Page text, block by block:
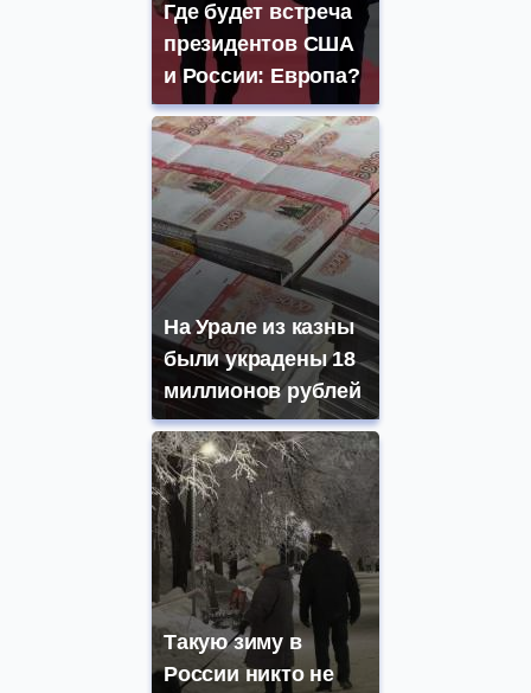
Где будет встреча
президентов США
и России: Европа?
На Урале из казны
были украдены 18
миллионов рублей
Такую зиму в
России никто не